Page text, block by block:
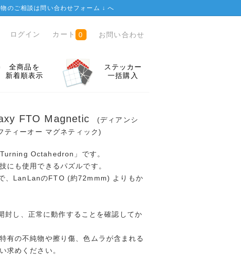
のご相談は問い合わせフォーム ↓へ
ログイン カート 0 お問い合わせ
全商品を
新着順表示
ステッカー
一括購入
FTO Magnetic
(ディアンシ
ティーオー マグネティック)
Octahedron」です。
にも使用できるパズルです。
、LanLanのFTO (約72mmm) よりもか
封し、正常に動作することを確認してか
有の不純物や擦り傷、色ムラが含まれる
求めください。